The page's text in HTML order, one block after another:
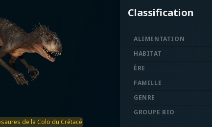
de la Colo du Crétacé
Classification
ALIMENTATION
HABITAT
ÈRE
FAMILLE
GENRE
GROUPE BIO